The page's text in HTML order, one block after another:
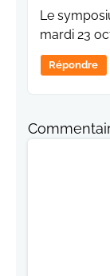
Le
mardi 23
Répondre